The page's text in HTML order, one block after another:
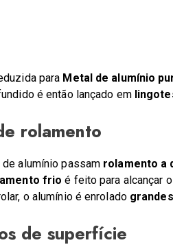
para Metal de alumínio
é então lançado em
rolamento
alumínio passam rolamento a
frio é feito para alcançar
o alumínio é enrolado
de superfície